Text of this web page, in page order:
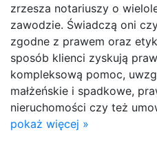
zrzesza notariuszy o
zawodzie. Świadczą oni
zgodne z prawem oraz
sposób klienci zyskują
kompleksową pomoc,
małżeńskie i spadkowe,
nieruchomości czy też
pokaż więcej »